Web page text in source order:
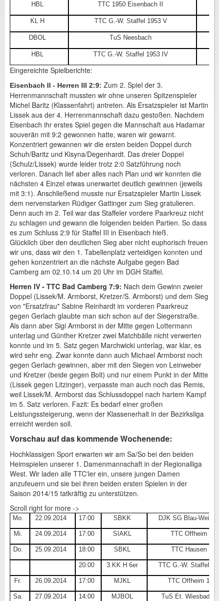
HBL TTC 1950 Eisenbach II
KL H TTC G.-W. Staffel 1953 V
DBOL TuS Neesbach
HBL TTC G.-W. Staffel 1953 IV
Eingereichte Spielberichte:
Eisenbach II - Herren III 2:9: Zum 2. Spiel der 3.
Herrenmannschaft mussten wir ohne unseren Spitzenspieler
Michel Baritz (Klassenfahrt) antreten. Als Ersatzspieler ist Martin
Lissek aus der 4. Herrenmannschaft dazu gestoßen. Nachdem
Eisenbach ihr erstes Spiel gegen die Mannschaft aus Hadamar
souverän mit 9:2 gewonnen hatte, waren wir gewarnt.
Konzentriert gewannen wir die ersten beiden Doppel durch
Schuh/Baritz und Kisyna/Degenhardt. Das dreier Doppel
(Schulz/Lissek) wurde leider trotz 2:0 Satzführung noch
verloren. Danach lief aber alles nach Plan und wir konnten die
nächsten 4 Einzel etwas unerwartet deutlich gewinnen (jeweils
mit 3:1). Anschließend musste nur Ersatzspieler Martin Lissek
dem nervenstarken Rüdiger Gattinger zum Sieg gratulieren.
Denn auch im 2. Teil war das Staffeler vordere Paarkreuz nicht
zu schlagen und gewann die folgenden beiden Partien. So dass
es zum Schluss 2:9 für Staffel III in Eisenbach hieß.
Glücklich über den deutlichen Sieg aber nicht euphorisch freuen
wir uns, dass wir den 1. Tabellenplatz verteidigen konnten und
gehen konzentriert an die nächste Aufgabe gegen Bad
Camberg am 02.10.14 um 20 Uhr im DGH Staffel.
Herren IV - TTC Bad Camberg 7:9: Nach dem Gewinn zweier
Doppel (Lissek/M. Armborst, Kretzer/S. Armborst) und dem Sieg
von "Ersatzfrau" Sabine Reinhardt im vorderen Paarkreuz
gegen Gerlach glaubte man sich schon auf der Siegerstraße.
Als dann aber Sigi Armborst in der Mitte gegen Lottermann
unterlag und Günther Kretzer zwei Matchbälle nicht verwerten
konnte und im 5. Satz gegen Marchwicki unterlag, war klar, es
wird sehr eng. Zwar konnte dann auch Michael Armborst noch
gegen Gerlach gewinnen, aber mit den Siegen von Leinweber
und Kretzer (beide gegen Bolt) und nur einem Punkt in der Mitte
(Lissek gegen Litzinger), verpasste man auch noch das Remis,
weil Lissek/M. Armborst das Schlussdoppel nach hartem Kampf
im 5. Satz verloren. Fazit: Es bedarf einer großen
Leistungssteigerung, wenn der Klassenerhalt in der Bezirksliga
erreicht werden soll.
Vorschau auf das kommende Wochenende:
Hochklassigen Sport erwarten wir am Sa/So bei den beiden
Heimspielen unserer 1. Damenmannschaft in der Regionalliga
West. Wir laden alle TTC'ler ein, unsere jungen Damen
anzufeuern und sie bei ihren beiden ersten Spielen in der
Saison 2014/15 tatkräftig zu unterstützen.
Scroll right for more ->
Mo. 22.09.2014 17:00 SBKK DJK SG Blau-Weiß
Mi. 24.09.2014 17:00 SIAKL TTC Offheim
Do. 25.09.2014 18:00 SBKL TTC Hausen
20:00 3.KK H 6er TTC G.-W. Staffel
Fr. 26.09.2014 17:00 MJKL TTC Offheim
Sa. 27.09.2014 14:00 MJBOL TuS Et. Wiesbaden